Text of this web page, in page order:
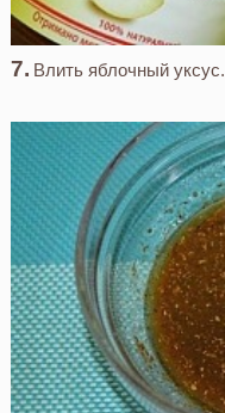
Влить яблочный уксус.